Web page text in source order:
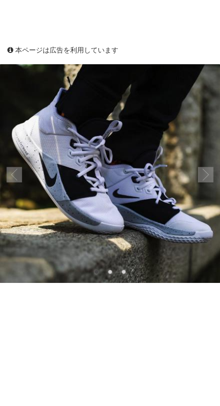
本ページは広告を利用しています